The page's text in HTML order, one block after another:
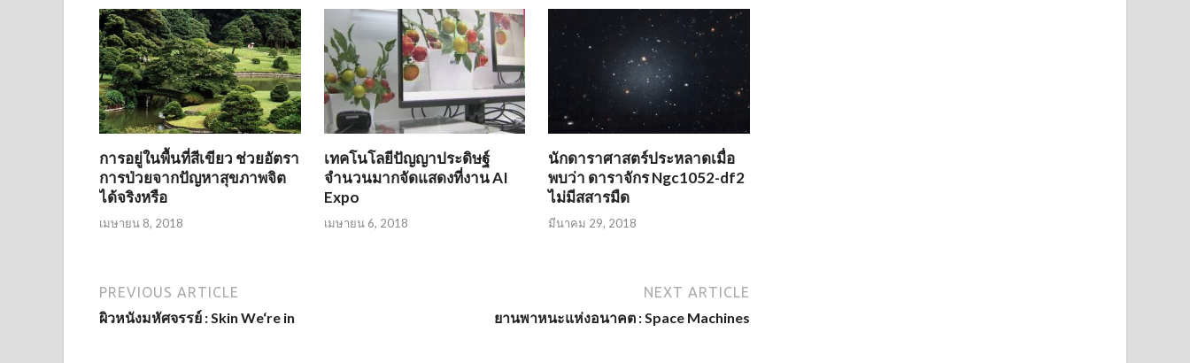
การอยู่ในพื้นที่สีเขียว ช่วยอัตรา
การป่วยจากปัญหาสุขภาพจิต
ได้จริงหรือ
เมษายน 8, 2018
เทคโนโลยีปัญญาประดิษฐ์
จำนวนมากจัดแสดงที่งาน AI
Expo
เมษายน 6, 2018
นักดาราศาสตร์ประหลาดเมื่อ
พบว่า ดาราจักร Ngc1052-df2
ไม่มีสสารมืด
มีนาคม 29, 2018
PREVIOUS ARTICLE
ผิวหนังมหัศจรรย์ : Skin We‘re in
NEXT ARTICLE
ยานพาหนะแห่งอนาคต : Space Machines